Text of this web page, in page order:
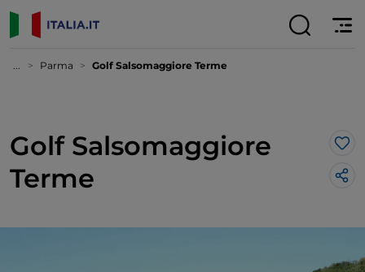
... Parma Golf Salsomaggiore Terme
Golf Salsomaggiore
Terme